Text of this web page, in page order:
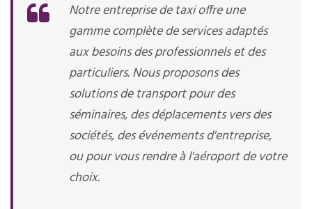
Notre entreprise de taxi offre une
gamme complète de services adaptés
aux besoins des professionnels et des
particuliers. Nous proposons des
solutions de transport pour des
séminaires, des déplacements vers des
sociétés, des événements d'entreprise,
ou pour vous rendre à l'aéroport de votre
choix.